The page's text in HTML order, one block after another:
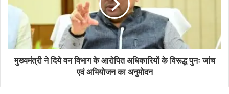
मुख्यमंत्री ने दिये वन विभाग के आरोपित अधिकारियों के विरूद्ध पुनः जांच
एवं अभियोजन का अनुमोदन